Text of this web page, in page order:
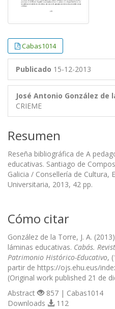
Cabas1014
Publicado 15-12-2013
José Antonio González de
CRIEME
Resumen
Reseña bibliográfica de A
educativas. Santiago de
Galicia / Consellería de Cultura,
Universitaria, 2013, 42 pp.
Cómo citar
González de la Torre, J. A.
láminas educativas. Cabás.
Patrimonio Histórico-Educativo,
partir de https://ojs.ehu.eus/
(Original work published 21 de
Abstract
857 | Cabas1014
Downloads
112